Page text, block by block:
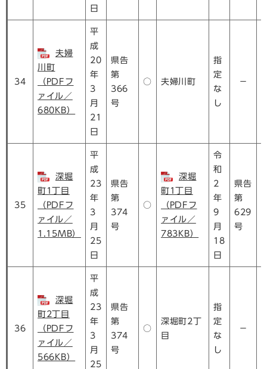
日
34
夫婦
川町
（PDFフ
ァイル／
680KB）
平
成
20
年
3
月
21
日
県告
第
366
号
○ 夫婦川町
指
定
な
し
－
35
深堀
町1丁目
（PDFフ
ァイル／
1.15MB）
平
成
23
年
3
月
25
日
県告
第
374
号
○
深堀
町1丁目
（PDFフ
ァイル／
783KB）
令
和
2
年
9
月
18
日
県告
第
629
号
36
深堀
町2丁目
（PDFフ
ァイル／
566KB）
平
成
23
年
3
月
25
県告
第
374
号
○
深堀町2丁
目
指
定
な
し
－